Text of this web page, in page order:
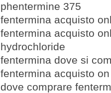
phentermine 375
fentermina acquisto
fentermina acquisto
hydrochloride
fentermina dove si
fentermina acquisto
dove comprare